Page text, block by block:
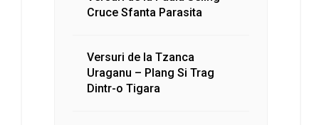
Cruce Sfanta Parasita
Versuri de la Tzanca
Uraganu – Plang Si Trag
Dintr-o Tigara